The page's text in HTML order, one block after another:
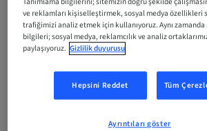
Durum
bookable
Portekizce
ve reklamları kişiselleştirmek, sosyal medya özellikleri
trafiğimizi analiz etmek için kullanıyoruz. Aynı zamanda
bilgileri; sosyal medya, reklamcılık ve analiz
paylaşıyoruz. Gizlilik duyurusu
Hepsini Reddet Tüm
Ayrıntıları göster